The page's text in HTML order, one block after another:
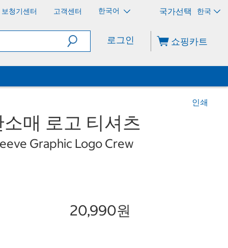
보청기센터 고객센터 한국어 한국
로그인 쇼핑카트
인쇄
매 로고 티셔츠
Graphic Logo Crew
20,990원